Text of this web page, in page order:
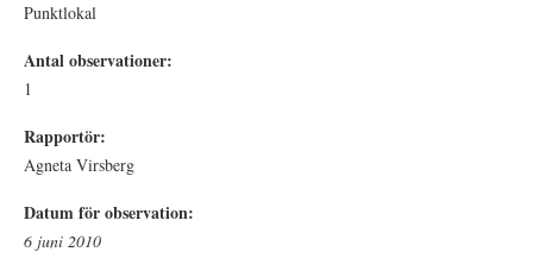
Punktlokal
Antal observationer:
1
Rapportör:
Agneta Virsberg
Datum för observation:
6 juni 2010